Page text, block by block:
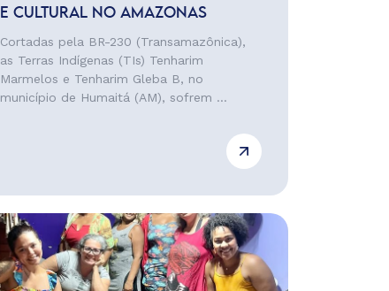
E CULTURAL NO AMAZONAS
Cortadas pela BR-230 (Transamazônica),
as Terras Indígenas (TIs) Tenharim
Marmelos e Tenharim Gleba B, no
município de Humaitá (AM), sofrem ...